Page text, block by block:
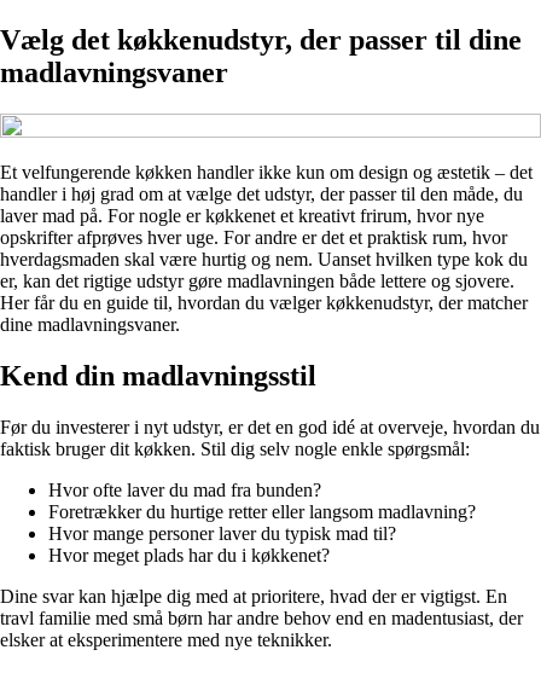
Vælg det køkkenudstyr, der passer til dine
madlavningsvaner
Et velfungerende køkken handler ikke kun om design og æstetik – det
handler i høj grad om at vælge det udstyr, der passer til den måde, du
laver mad på. For nogle er køkkenet et kreativt frirum, hvor nye
opskrifter afprøves hver uge. For andre er det et praktisk rum, hvor
hverdagsmaden skal være hurtig og nem. Uanset hvilken type kok du
er, kan det rigtige udstyr gøre madlavningen både lettere og sjovere.
Her får du en guide til, hvordan du vælger køkkenudstyr, der matcher
dine madlavningsvaner.
Kend din madlavningsstil
Før du investerer i nyt udstyr, er det en god idé at overveje, hvordan du
faktisk bruger dit køkken. Stil dig selv nogle enkle spørgsmål:
Hvor ofte laver du mad fra bunden?
Foretrækker du hurtige retter eller langsom madlavning?
Hvor mange personer laver du typisk mad til?
Hvor meget plads har du i køkkenet?
Dine svar kan hjælpe dig med at prioritere, hvad der er vigtigst. En
travl familie med små børn har andre behov end en madentusiast, der
elsker at eksperimentere med nye teknikker.